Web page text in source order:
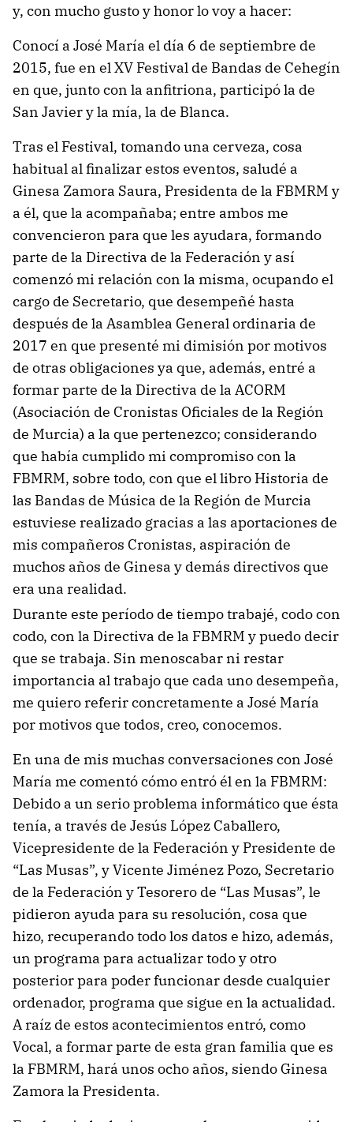
y, con mucho gusto y honor lo voy a hacer:
Conocí a José María el día 6 de septiembre de
2015, fue en el XV Festival de Bandas de Cehegín
en que, junto con la anfitriona, participó la de
San Javier y la mía, la de Blanca.
Tras el Festival, tomando una cerveza, cosa
habitual al finalizar estos eventos, saludé a
Ginesa Zamora Saura, Presidenta de la FBMRM y
a él, que la acompañaba; entre ambos me
convencieron para que les ayudara, formando
parte de la Directiva de la Federación y así
comenzó mi relación con la misma, ocupando el
cargo de Secretario, que desempeñé hasta
después de la Asamblea General ordinaria de
2017 en que presenté mi dimisión por motivos
de otras obligaciones ya que, además, entré a
formar parte de la Directiva de la ACORM
(Asociación de Cronistas Oficiales de la Región
de Murcia) a la que pertenezco; considerando
que había cumplido mi compromiso con la
FBMRM, sobre todo, con que el libro Historia de
las Bandas de Música de la Región de Murcia
estuviese realizado gracias a las aportaciones de
mis compañeros Cronistas, aspiración de
muchos años de Ginesa y demás directivos que
era una realidad.
Durante este período de tiempo trabajé, codo con
codo, con la Directiva de la FBMRM y puedo decir
que se trabaja. Sin menoscabar ni restar
importancia al trabajo que cada uno desempeña,
me quiero referir concretamente a José María
por motivos que todos, creo, conocemos.
En una de mis muchas conversaciones con José
María me comentó cómo entró él en la FBMRM:
Debido a un serio problema informático que ésta
tenía, a través de Jesús López Caballero,
Vicepresidente de la Federación y Presidente de
“Las Musas”, y Vicente Jiménez Pozo, Secretario
de la Federación y Tesorero de “Las Musas”, le
pidieron ayuda para su resolución, cosa que
hizo, recuperando todo los datos e hizo, además,
un programa para actualizar todo y otro
posterior para poder funcionar desde cualquier
ordenador, programa que sigue en la actualidad.
A raíz de estos acontecimientos entró, como
Vocal, a formar parte de esta gran familia que es
la FBMRM, hará unos ocho años, siendo Ginesa
Zamora la Presidenta.